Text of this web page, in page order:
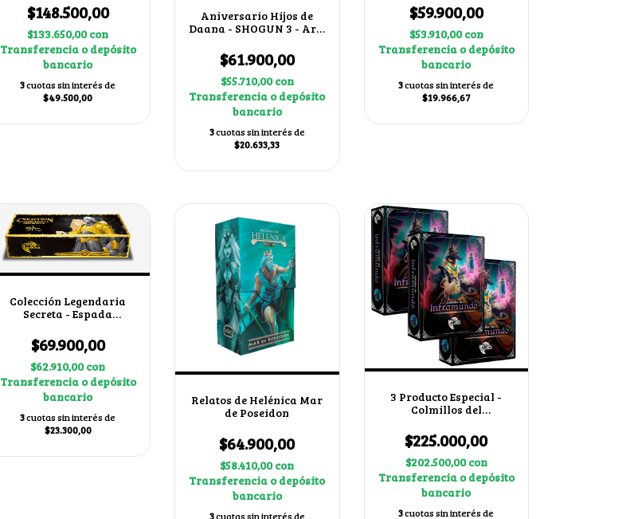
$148.500,00
$133.650,00con
Transferencia o depósito
bancario
3cuotas sin interés de
$49.500,00
Aniversario Hijos de
Daana - SHOGUN 3 - Arte
$61.900,00
$55.710,00con
Transferencia o depósito
bancario
3cuotas sin interés de
$20.633,33
$59.900,00
$53.910,00con
Transferencia o depósito
bancario
3cuotas sin interés de
$19.966,67
Colección Legendaria
Secreta - Espada
$69.900,00
$62.910,00con
Transferencia o depósito
bancario
3cuotas sin interés de
$23.300,00
Relatos de Helénica Mar
de Poseidon
$64.900,00
$58.410,00con
Transferencia o depósito
bancario
3cuotas sin interés de
3 Producto Especial -
Colmillos del
$225.000,00
$202.500,00con
Transferencia o depósito
bancario
3cuotas sin interés de